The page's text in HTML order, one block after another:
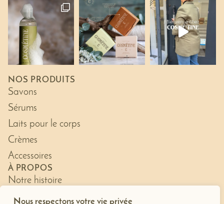
Nous respectons votre vie privée
NOS PRODUITS
Savons
Sérums
Laits pour le corps
Crèmes
Accessoires
À PROPOS
Notre histoire
Découvrir le blog